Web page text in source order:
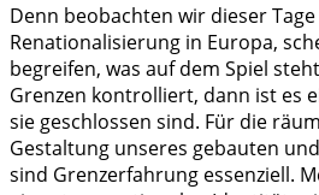
Denn beobachten wir dieser
Renationalisierung in Europa,
begreifen, was auf dem Spiel
Grenzen kontrolliert, dann ist es
sie geschlossen sind. Für die
Gestaltung unseres gebauten
sind Grenzerfahrung essenziell.